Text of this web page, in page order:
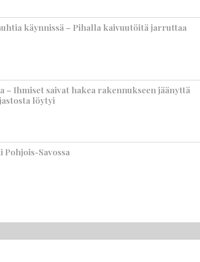
käynnissä – Pihalla kaivuutöitä jarruttaa
Ihmiset saivat hakea rakennukseen jäänyttä
löytyi
Savossa